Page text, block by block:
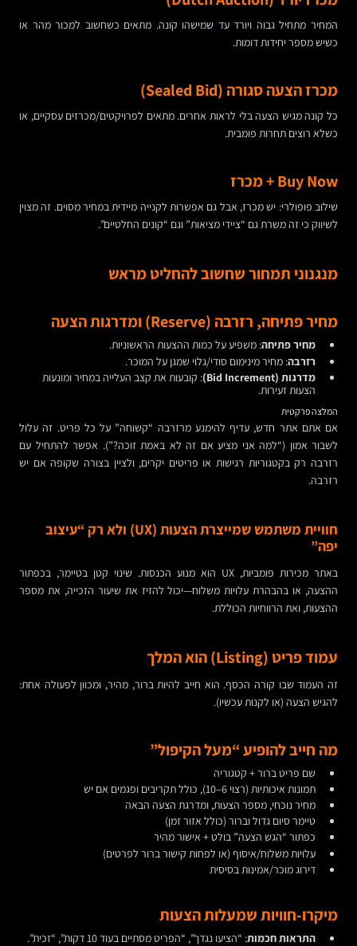
המחיר מתחיל גבוה ויורד עד שמישהו קונה. מתאים כשחשוב למכור מהר או
כשיש מספר יחידות דומות.
מכרז הצעה סגורה (Sealed Bid)
כל קונה מגיש הצעה בלי לראות אחרים. מתאים לפרויקטים/מכרזים עסקיים, או
כשלא רוצים תחרות פומבית.
Buy Now + מכרז
שילוב פופולרי: יש מכרז, אבל גם אפשרות לקנייה מיידית במחיר מסוים. זה מצוין
לשיווק כי זה משרת גם “ציידי מציאות” וגם “קונים החלטיים”.
מנגנוני תמחור שחשוב להחליט מראש
מחיר פתיחה, רזרבה (Reserve) ומדרגות הצעה
מחיר פתיחה: משפיע על כמות ההצעות הראשוניות.
רזרבה: מחיר מינימום סודי/גלוי שמגן על המוכר.
מדרגות (Bid Increment)
: קובעות את קצב העלייה במחיר ומונעות
הצעות זעירות.
המלצה פרקטית
אם אתם אתר חדש, עדיף להימנע מרזרבה “קשוחה” על כל פריט. זה עלול
לשבור אמון (“למה אני מציע אם זה לא באמת זוכה?”). אפשר להתחיל עם
רזרבה רק בקטגוריות רגישות או פריטים יקרים, ולציין בצורה שקופה אם יש
רזרבה.
חוויית משתמש שמייצרת הצעות (UX) ולא רק “עיצוב
יפה”
באתר מכירות פומביות, UX הוא מנוע הכנסות. שינוי קטן בטיימר, בכפתור
ההצעה, או בהבהרת עלויות משלוח—יכול להזיז את שיעור הזכייה, את מספר
ההצעות, ואת הרווחיות הכוללת.
עמוד פריט (Listing) הוא המלך
זה העמוד שבו קורה הכסף. הוא חייב להיות ברור, מהיר, ומכוון לפעולה אחת:
להגיש הצעה (או לקנות עכשיו).
מה חייב להופיע “מעל הקיפול”
שם פריט ברור + קטגוריה
תמונות איכותיות (רצוי 6–10), כולל תקריבים ופגמים אם יש
מחיר נוכחי, מספר הצעות, ומדרגת הצעה הבאה
טיימר סיום גדול וברור (כולל אזור זמן)
כפתור “הגש הצעה” בולט + אישור מהיר
עלויות משלוח/איסוף (או לפחות קישור ברור לפרטים)
דירוג מוכר/אמינות בסיסית
מיקרו-חוויות שמעלות הצעות
התראות חכמות: “הציעו נגדך”, “הפריט מסתיים בעוד 10 דקות”, “זכית”.